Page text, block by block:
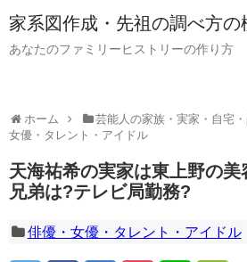
家系図作成・先祖の調べ方の
あなたのファミリーヒストリーの作り方
ホーム 芸能人の家族・実家・自宅
女優・タレント・アイドル
天海祐希の実家は東上野の
兄弟は?テレビ局勤務?
俳優・女優・タレント・アイドル